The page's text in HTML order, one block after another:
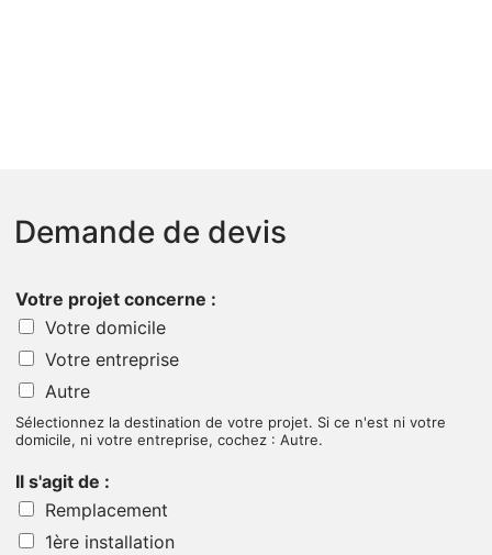
Demande de devis
Votre projet concerne :
Votre domicile
Votre entreprise
Autre
Sélectionnez la destination de votre projet. Si ce n'est ni votre
domicile, ni votre entreprise, cochez : Autre.
Il s'agit de :
Remplacement
1ère installation